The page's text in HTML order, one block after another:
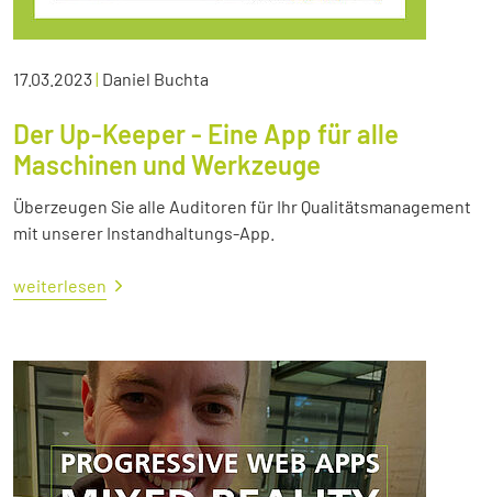
17.03.2023| Daniel Buchta
Der Up-Keeper - Eine App für alle
Maschinen und Werkzeuge
Überzeugen Sie alle Auditoren für Ihr Qualitätsmanagement
mit unserer Instandhaltungs-App.
weiterlesen